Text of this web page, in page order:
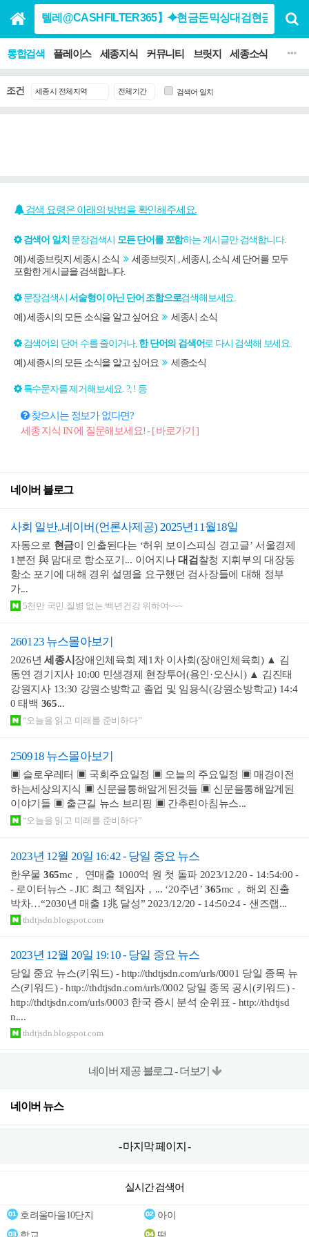
통합검색 플레이스 세종지식 커뮤니티 브릿지 세종소식 맛집
조건 검색어 일치
검색 요령은 아래의 방법을 확인해주세요.
검색어 일치 문장검색시 모든 단어를 포함하는 게시글만 검색합니다.
예) 세종브릿지 세종시 소식
세종브릿지 , 세종시, 소식 세 단어를 모두
포함한 게시글을 검색합니다.
문장검색시서술형이 아닌 단어 조합으로검색해보세요.
예) 세종시의 모든 소식을 알고 싶어요 세종시 소식
검색어의 단어 수를 줄이거나, 한 단어의 검색어로 다시 검색해 보세요.
예) 세종시의 모든 소식을 알고 싶어요 세종소식
특수문자를 제거해보세요. ?, ! 등
찾으시는 정보가 없다면?
세종 지식 IN 에 질문해보세요! - [ 바로가기 ]
네이버 블로그
사회 일반..네이버(언론사제공) 2025년11월18일
자동으로 현금이 인출된다는 ‘허위 보이스피싱 경고글’ 서울경제
1분전 與 맘대로 항소포기... 이어지나대검 찰청 지휘부의 대장동
항소 포기에 대해 경위 설명을 요구했던 검사장들에 대해 정부
가...
5천만 국민.질병 없는.백년건강 위하여~~~
260123 뉴스몰아보기
2026년세종시 장애인체육회 제1차 이사회(장애인체육회) ▲ 김
동연 경기지사 10:00 민생경제 현장투어(용인·오산시) ▲ 김진태
강원지사 13:30 강원소방학교 졸업 및 임용식(강원소방학교) 14:4
0 태백 365...
“오늘을 읽고 미래를 준비하다”
250918 뉴스몰아보기
▣ 슬로우레터 ▣ 국회주요일정 ▣ 오늘의 주요일정 ▣ 매경이전
하는세상의지식 ▣ 신문을통해알게된것들 ▣ 신문을통해알게된
이야기들 ▣ 출근길 뉴스 브리핑 ▣ 간추린아침뉴스...
“오늘을 읽고 미래를 준비하다”
2023년 12월 20일 16:42 - 당일 중요 뉴스
한우물 365mc， 연매출 1000억 원 첫 돌파 2023/12/20 - 14:54:00 -
- 로이터뉴스 - JIC 최고 책임자，... ‘20주년’365mc， 해외 진출
박차…“2030년 매출 1兆 달성” 2023/12/20 - 14:50:24 - 샌즈랩...
thdtjsdn.blogspot.com
2023년 12월 20일 19:10 - 당일 중요 뉴스
당일 중요 뉴스(키워드) - http://thdtjsdn.com/urls/0001 당일 종목 뉴
스(키워드) - http://thdtjsdn.com/urls/0002 당일 종목 공시(키워드) -
http://thdtjsdn.com/urls/0003 한국 증시 분석 순위표 - http://thdtjsd
n....
thdtjsdn.blogspot.com
네이버 제공 블로그 - 더보기
네이버 뉴스
- 마지막 페이지 -
실시간 검색어
호려울마을10단지
아이